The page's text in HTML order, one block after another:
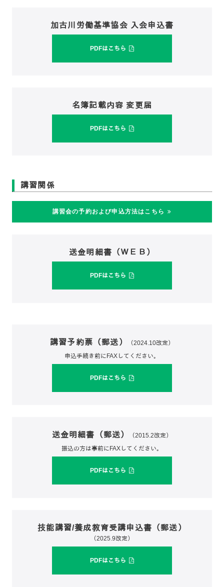
加古川労働基準協会 入会申込書
PDFはこちら
名簿記載内容 変更届
PDFはこちら
講習関係
講習会の予約および申込方法はこちら
送金明細書（ＷＥＢ）
PDFはこちら
講習予約票（郵送）
（2024.10改定）
申込手続き前にFAXしてください。
PDFはこちら
送金明細書（郵送）
（2015.2改定）
振込の方は事前にFAXしてください。
PDFはこちら
技能講習/養成教育受講申込書（郵送）
（2025.9改定）
PDFはこちら